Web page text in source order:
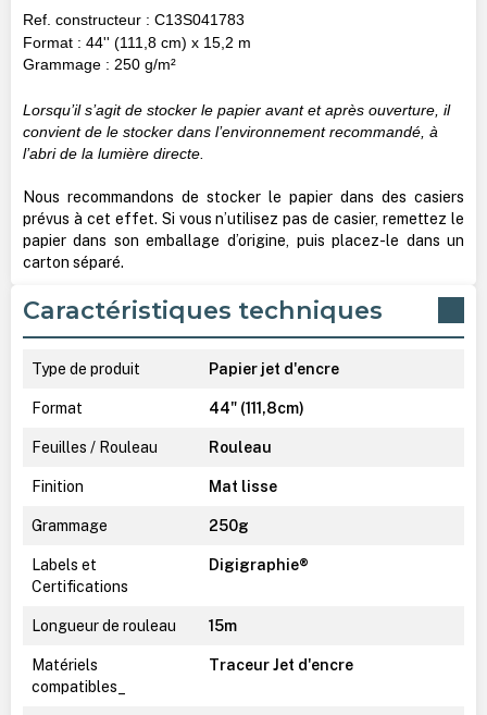
Ref. constructeur : C13S041783
Format : 44'' (111,8 cm) x 15,2 m
Grammage : 250 g/m²
Lorsqu’il s’agit de stocker le papier avant et après ouverture, il
convient de le stocker dans l’environnement recommandé, à
l’abri de la lumière directe.
Nous recommandons de stocker le papier dans des casiers
prévus à cet effet. Si vous n’utilisez pas de casier, remettez le
papier dans son emballage d’origine, puis placez-le dans un
carton séparé.
Caractéristiques techniques
Type de produit Papier jet d'encre
Format 44" (111,8cm)
Feuilles / Rouleau Rouleau
Finition Mat lisse
Grammage 250g
Labels et
Certifications
Digigraphie®
Longueur de rouleau 15m
Matériels
compatibles_
Traceur Jet d'encre